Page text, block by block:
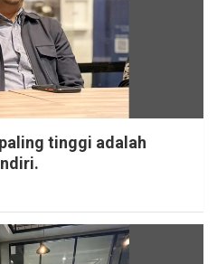
tinggi adalah